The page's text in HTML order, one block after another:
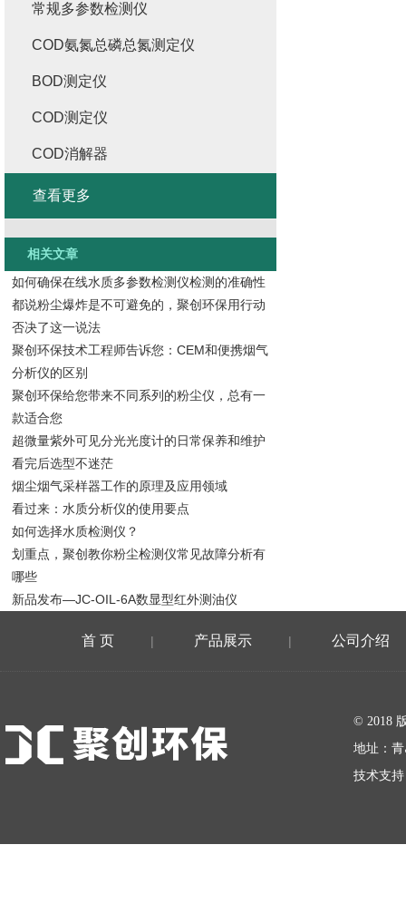
常规多参数检测仪
COD氨氮总磷总氮测定仪
BOD测定仪
COD测定仪
COD消解器
查看更多
相关文章
如何确保在线水质多参数检测仪检测的准确性
都说粉尘爆炸是不可避免的，聚创环保用行动
否决了这一说法
聚创环保技术工程师告诉您：CEM和便携烟气
分析仪的区别
聚创环保给您带来不同系列的粉尘仪，总有一
款适合您
超微量紫外可见分光光度计的日常保养和维护
看完后选型不迷茫
烟尘烟气采样器工作的原理及应用领域
看过来：水质分析仪的使用要点
如何选择水质检测仪？
划重点，聚创教你粉尘检测仪常见故障分析有
哪些
新品发布—JC-OIL-6A数显型红外测油仪
首 页 | 产品展示 | 公司介绍
© 2018
地址：
技术支